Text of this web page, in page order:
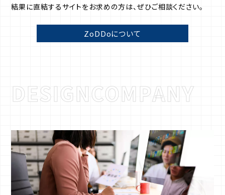
DESIGNCOMPANY
結果に直結するサイトをお求めの方は、ぜひご相談ください。
ZoDDoについて